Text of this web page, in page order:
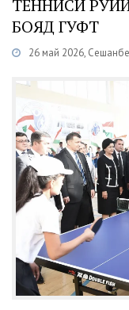
ТЕННИСИ
БОЯД ГУФТ
26 май 2026, Сешанбе